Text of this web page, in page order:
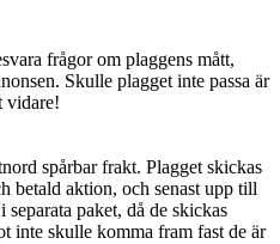
frågor om plaggens mått,
Skulle plagget inte passa är
vidare!
spårbar frakt. Plagget skickas
betald aktion, och senast upp till
paket, då de skickas
inte skulle komma fram fast de är